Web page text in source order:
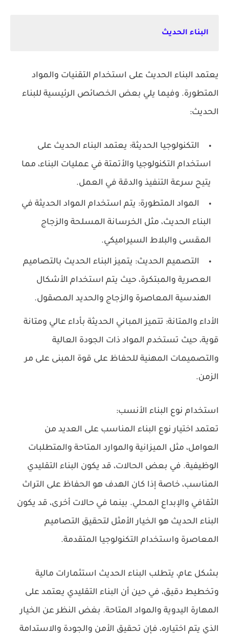
البناء الحديث
يعتمد البناء الحديث على استخدام التقنيات والمواد
المتطورة. وفيما يلي بعض الخصائص الرئيسية للبناء
الحديث:
التكنولوجيا الحديثة: يعتمد البناء الحديث على
استخدام التكنولوجيا والأتمتة في عمليات البناء، مما
يتيح سرعة التنفيذ والدقة في العمل.
المواد المتطورة: يتم استخدام المواد الحديثة في
البناء الحديث، مثل الخرسانة المسلحة والزجاج
المقسى والبلاط السيراميكي.
التصميم الحديث: يتميز البناء الحديث بالتصاميم
العصرية والمبتكرة، حيث يتم استخدام الأشكال
الهندسية المعاصرة والزجاج والحديد المصقول.
الأداء والمتانة: تتميز المباني الحديثة بأداء عالي ومتانة
قوية، حيث تستخدم المواد ذات الجودة العالية
والتصميمات المهنية للحفاظ على قوة المبنى على مر
الزمن.
استخدام نوع البناء الأنسب:
تعتمد اختيار نوع البناء المناسب على العديد من
العوامل، مثل الميزانية والموارد المتاحة والمتطلبات
الوظيفية. في بعض الحالات، قد يكون البناء التقليدي
المناسب، خاصة إذا كان الهدف هو الحفاظ على التراث
الثقافي والإبداع المحلي. بينما في حالات أخرى، قد يكون
البناء الحديث هو الخيار الأمثل لتحقيق التصاميم
المعاصرة واستخدام التكنولوجيا المتقدمة.
بشكل عام، يتطلب البناء الحديث استثمارات مالية
وتخطيط دقيق، في حين أن البناء التقليدي يعتمد على
المهارة اليدوية والمواد المتاحة. بغض النظر عن الخيار
الذي يتم اختياره، فإن تحقيق الأمن والجودة والاستدامة